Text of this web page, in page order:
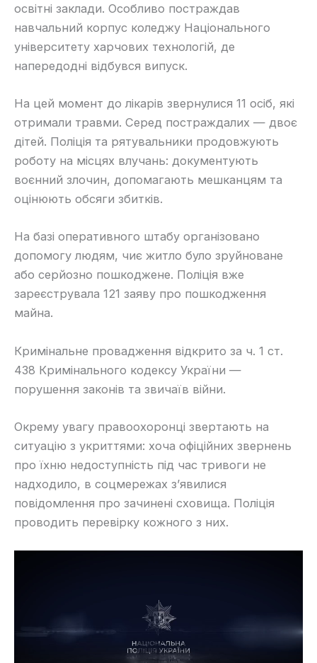
освітні заклади. Особливо постраждав
навчальний корпус коледжу Національного
університету харчових технологій, де
напередодні відбувся випуск.
На цей момент до лікарів звернулися 11 осіб, які
отримали травми. Серед постраждалих — двоє
дітей. Поліція та рятувальники продовжують
роботу на місцях влучань: документують
воєнний злочин, допомагають мешканцям та
оцінюють обсяги збитків.
На базі оперативного штабу організовано
допомогу людям, чиє житло було зруйноване
або серйозно пошкоджене. Поліція вже
зареєструвала 121 заяву про пошкодження
майна.
Кримінальне провадження відкрито за ч. 1 ст.
438 Кримінального кодексу України —
порушення законів та звичаїв війни.
Окрему увагу правоохоронці звертають на
ситуацію з укриттями: хоча офіційних звернень
про їхню недоступність під час тривоги не
надходило, в соцмережах з’явилися
повідомлення про зачинені сховища. Поліція
проводить перевірку кожного з них.